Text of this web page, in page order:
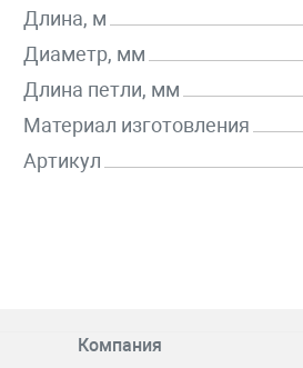
Длина, м
Диаметр, мм
Длина петли, мм
Материал изготовления
Артикул
Компания